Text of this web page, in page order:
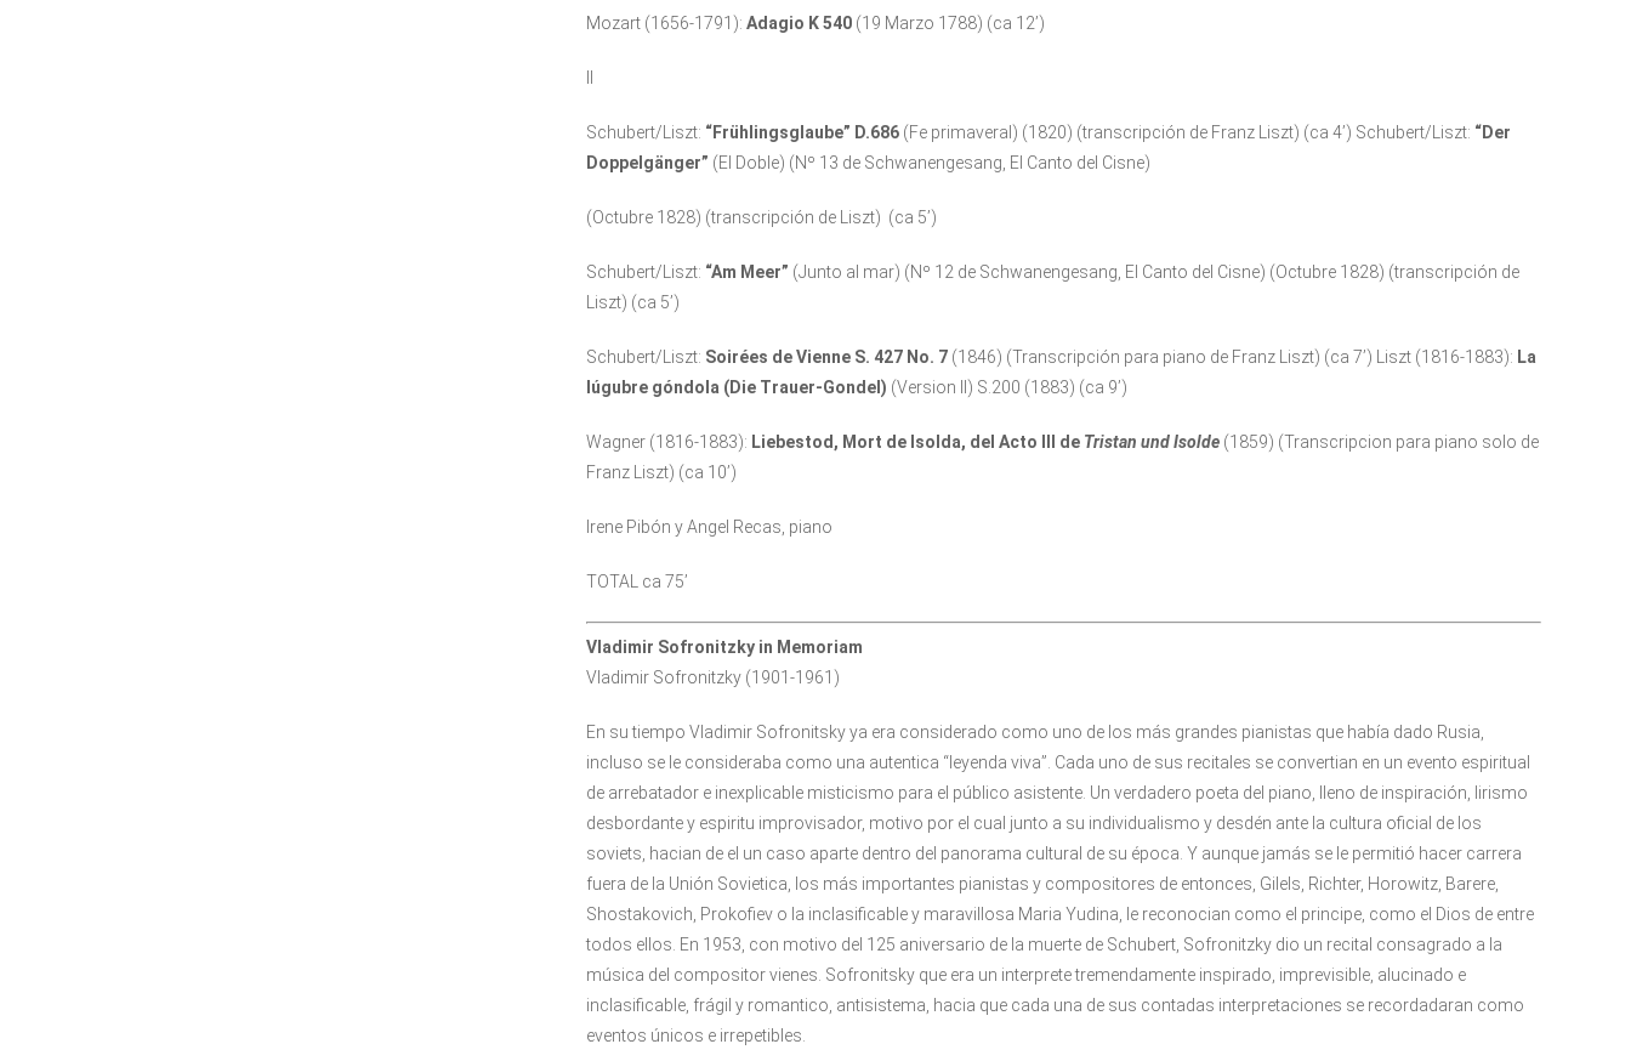
Mozart (1656-1791): Adagio K 540 (19 Marzo 1788) (ca 12’)
Schubert/Liszt: “Frühlingsglaube” D.686 (Fe primaveral) (1820) (transcripción de Franz Liszt) (ca 4’) Schubert/Liszt: “Der
Doppelgänger” (El Doble) (Nº 13 de Schwanengesang, El Canto del Cisne)
(Octubre 1828) (transcripción de Liszt) (ca 5’)
Schubert/Liszt: “Am Meer” (Junto al mar) (Nº 12 de Schwanengesang, El Canto del Cisne) (Octubre 1828) (transcripción de
Liszt) (ca 5’)
Schubert/Liszt: Soirées de Vienne S. 427 No. 7 (1846) (Transcripción para piano de Franz Liszt) (ca 7’) Liszt (1816-1883): La
lúgubre góndola (Die Trauer-Gondel) (Version II) S.200 (1883) (ca 9’)
Wagner (1816-1883): Liebestod, Mort de Isolda, del Acto III de Tristan und Isolde (1859) (Transcripcion para piano solo de
Franz Liszt) (ca 10’)
Irene Pibón y Angel Recas, piano
TOTAL ca 75’
Vladimir Sofronitzky in Memoriam
Vladimir Sofronitzky (1901-1961)
En su tiempo Vladimir Sofronitsky ya era considerado como uno de los más grandes pianistas que había dado Rusia,
incluso se le consideraba como una autentica “leyenda viva”. Cada uno de sus recitales se convertian en un evento espiritual
de arrebatador e inexplicable misticismo para el público asistente. Un verdadero poeta del piano, lleno de inspiración, lirismo
desbordante y espiritu improvisador, motivo por el cual junto a su individualismo y desdén ante la cultura oficial de los
soviets, hacian de el un caso aparte dentro del panorama cultural de su época. Y aunque jamás se le permitió hacer carrera
fuera de la Unión Sovietica, los más importantes pianistas y compositores de entonces, Gilels, Richter, Horowitz, Barere,
Shostakovich, Prokofiev o la inclasificable y maravillosa Maria Yudina, le reconocian como el principe, como el Dios de entre
todos ellos. En 1953, con motivo del 125 aniversario de la muerte de Schubert, Sofronitzky dio un recital consagrado a la
música del compositor vienes. Sofronitsky que era un interprete tremendamente inspirado, imprevisible, alucinado e
inclasificable, frágil y romantico, antisistema, hacia que cada una de sus contadas interpretaciones se recordadaran como
eventos únicos e irrepetibles.